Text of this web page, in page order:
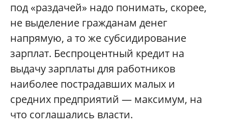
под «раздачей» надо понимать, скорее,
не выделение гражданам денег
напрямую, а то же субсидирование
зарплат. Беспроцентный кредит на
выдачу зарплаты для работников
наиболее пострадавших малых и
средних предприятий — максимум, на
что соглашались власти.